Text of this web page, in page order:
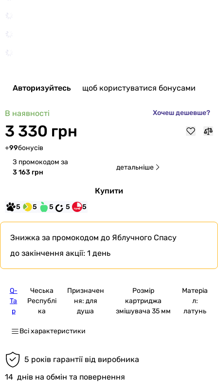
Авторизуйтесь щоб користуватися бонусами
В наявності Хочеш дешевше?
3 330 грн
+99бонусів
З промокодом за
3 163 грн
детальніше
Купити
5 5 5 5 5
Знижка за промокодом до Яблучного Спасу
до закінчення акції: 1 день
Q-
Ta
p
Чеська
Республі
ка
Призначен
ня: для
душа
Розмір
картриджа
змішувача 35 мм
Матеріа
л:
латунь
Всі характеристики
5 років гарантії від виробника
14 днів на обмін та повернення